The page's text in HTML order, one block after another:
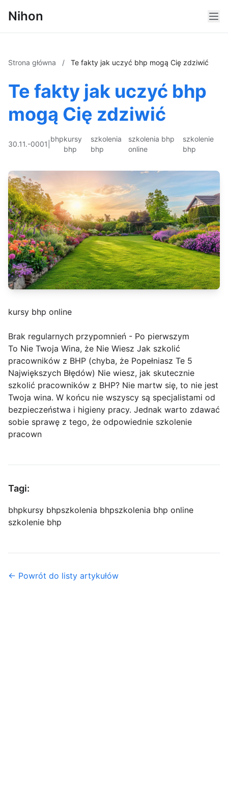
Nihon
Strona główna / Te fakty jak uczyć bhp mogą Cię zdziwić
Te fakty jak uczyć bhp
mogą Cię zdziwić
30.11.-0001
bhpkursy
bhp
szkolenia
bhp
szkolenia bhp
online
szkolenie
bhp
kursy bhp online
Brak regularnych przypomnień - Po pierwszym
To Nie Twoja Wina, że Nie Wiesz Jak szkolić
pracowników z BHP (chyba, że Popełniasz Te 5
Największych Błędów) Nie wiesz, jak skutecznie
szkolić pracowników z BHP? Nie martw się, to nie jest
Twoja wina. W końcu nie wszyscy są specjalistami od
bezpieczeństwa i higieny pracy. Jednak warto zdawać
sobie sprawę z tego, że odpowiednie szkolenie
pracown
Tagi:
bhpkursy bhpszkolenia bhpszkolenia bhp online
szkolenie bhp
← Powrót do listy artykułów